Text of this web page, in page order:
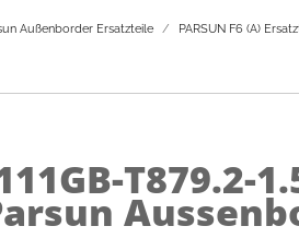
Außenborder Ersatzteile PARSUN F6 (A)
T879.2-